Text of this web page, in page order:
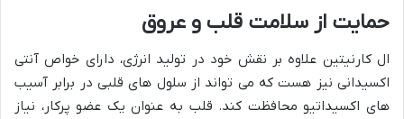
حمایت از سلامت قلب و عروق
ال کارنیتین علاوه بر نقش خود در تولید انرژی، دارای خواص آنتی
اکسیدانی نیز هست که می تواند از سلول های قلبی در برابر آسیب
های اکسیداتیو محافظت کند. قلب به عنوان یک عضو پرکار، نیاز